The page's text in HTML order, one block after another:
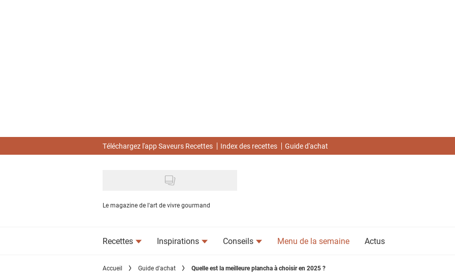
Téléchargez l'app Saveurs Recettes Index des recettes Guide d'achat
Le magazine de l'art de vivre gourmand
Recettes Inspirations Conseils Menu de la semaine Actus
Accueil Guide d'achat Quelle est la meilleure plancha à choisir en 2025 ?